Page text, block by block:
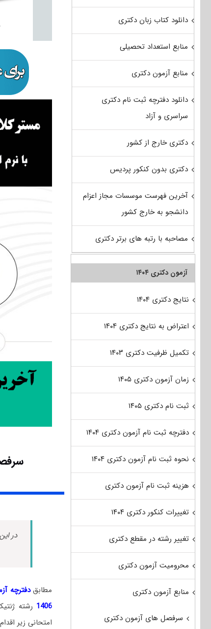
در
مطابق دفترچه
1406 رشته
امتحانی زیر
دانلود کتاب زبان دکتری
منابع استعداد تحصیلی
منابع آزمون دکتری
دانلود دفترچه ثبت نام دکتری
سراسری و آزاد
دکتری خارج از کشور
دکتری بدون کنکور پردیس
آخرین فهرست موسسات مجاز اعزام
دانشجو به خارج کشور
مصاحبه با رتبه های برتر دکتری
آزمون دکتری ۱۴۰۴
نتایج دکتری ۱۴۰۴
اعتراض به نتایج دکتری ۱۴۰۴
تکمیل ظرفیت دکتری ۱۴۰۳
زمان آزمون دکتری ۱۴۰۵
ثبت نام دکتری ۱۴۰۵
دفترچه ثبت نام آزمون دکتری ۱۴۰۴
نحوه ثبت نام آزمون دکتری ۱۴۰۴
هزینه ثبت نام آزمون دکتری
تغییرات کنکور دکتری ۱۴۰۴
تغییر رشته در مقطع دکتری
محرومیت آزمون دکتری
منابع آزمون دکتری
سرفصل های آزمون دکتری